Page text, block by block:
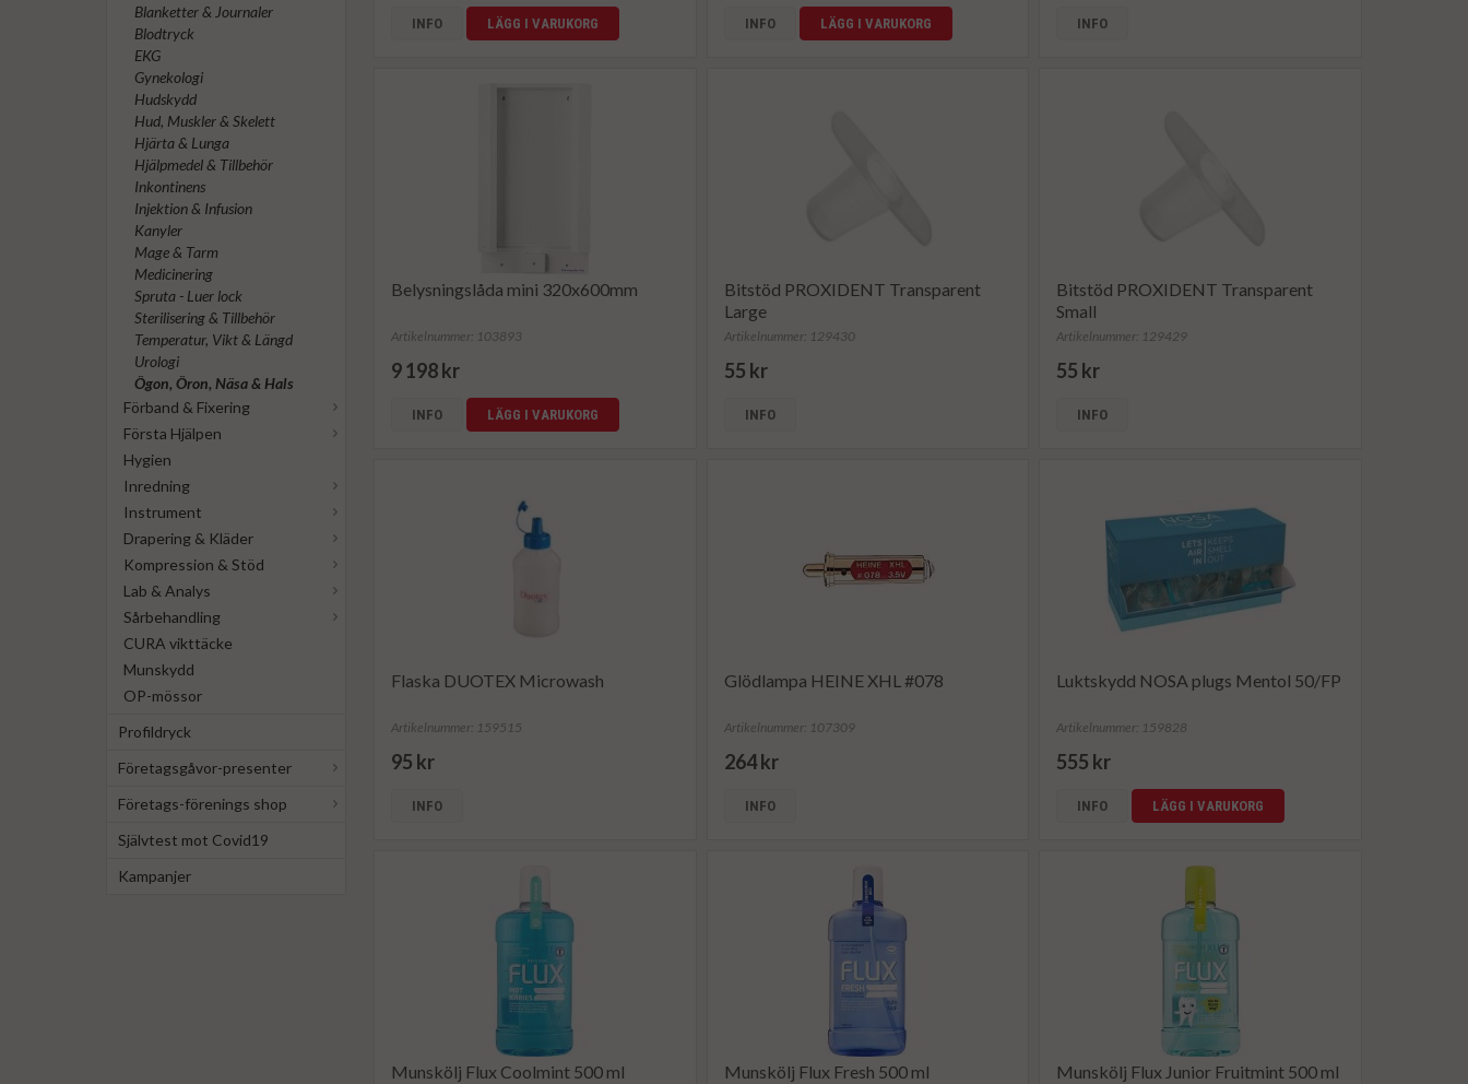
Blanketter & Journaler
Blodtryck
EKG
Gynekologi
Hudskydd
Hud, Muskler & Skelett
Hjärta & Lunga
Hjälpmedel & Tillbehör
Inkontinens
Injektion & Infusion
Kanyler
Mage & Tarm
Medicinering
Spruta - Luer lock
Sterilisering & Tillbehör
Temperatur, Vikt & Längd
Urologi
Ögon, Öron, Näsa & Hals
Förband & Fixering
Första Hjälpen
Hygien
Inredning
Instrument
Drapering & Kläder
Kompression & Stöd
Lab & Analys
Sårbehandling
CURA vikttäcke
Munskydd
OP-mössor
Profildryck
Företagsgåvor-presenter
Företags-förenings shop
Självtest mot Covid19
Kampanjer
INFO LÄGG I VARUKORG INFO LÄGG I VARUKORG INFO
Belysningslåda mini 320x600mm
Artikelnummer: 103893
9 198 kr
INFO LÄGG I VARUKORG
Bitstöd PROXIDENT Transparent
Large
Artikelnummer: 129430
55 kr
INFO
Bitstöd PROXIDENT Transparent
Small
Artikelnummer: 129429
55 kr
INFO
Flaska DUOTEX Microwash
Artikelnummer: 159515
95 kr
INFO
Glödlampa HEINE XHL #078
Artikelnummer: 107309
264 kr
INFO
Luktskydd NOSA plugs Mentol 50/FP
Artikelnummer: 159828
555 kr
INFO LÄGG I VARUKORG
Munskölj Flux Coolmint 500 ml Munskölj Flux Fresh 500 ml Munskölj Flux Junior Fruitmint 500 ml